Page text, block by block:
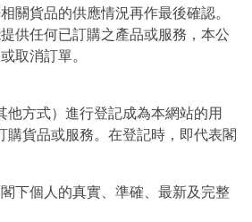
關貨品的供應情況再作最後確認。
供任何已訂購之產品或服務，本公
取消訂單。
他方式）進行登記成為本網站的用
購貨品或服務。在登記時，即代表閣
下個人的真實、準確、最新及完整